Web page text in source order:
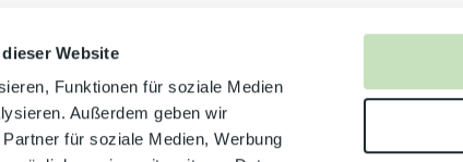
Website
Funktionen für soziale Medien
Außerdem geben wir
für soziale Medien, Werbung